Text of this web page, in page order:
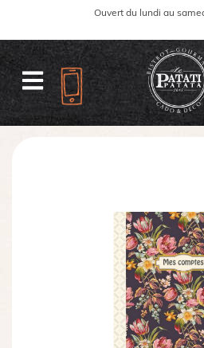
Ouvert du lundi au
Cahier Mes comptes